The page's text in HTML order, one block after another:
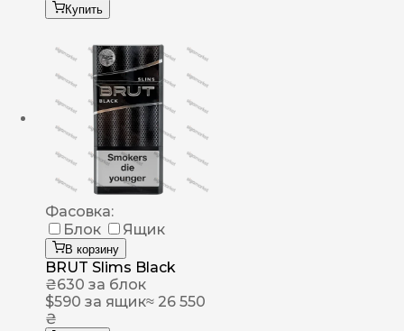
Купить
Фасовка:
Блок
Ящик
В корзину
BRUT Slims Black
₴630 за блок
$590 за ящик≈ 26 550
₴